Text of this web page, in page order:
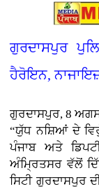
ਗੁਰਦਾਸਪੁਰ
ਹੈਰੋਇਨ,
ਗੁਰਦਾਸਪੁਰ, 8
“ਯੁੱਧ ਨਸ਼ਿਆਂ ਦੇ
ਪੰਜਾਬ ਅਤੇ
ਅੰਮ੍ਰਿਤਸਰ ਵੱਲੋਂ
ਸਿਟੀ ਗੁਰਦਾਸਪੁਰ